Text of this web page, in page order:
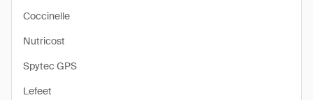
Coccinelle
Nutricost
Spytec GPS
Lefeet